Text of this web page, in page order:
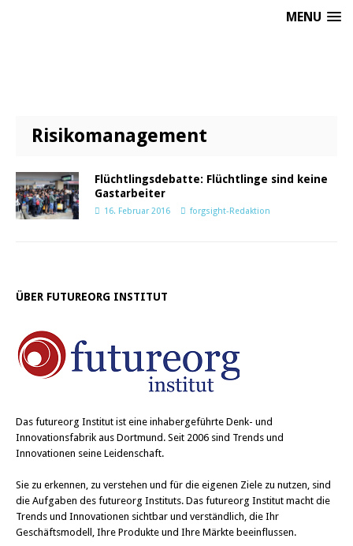
MENU
Risikomanagement
Flüchtlingsdebatte: Flüchtlinge sind keine
Gastarbeiter
16. Februar 2016 forgsight-Redaktion
ÜBER FUTUREORG INSTITUT
Das futureorg Institut ist eine inhabergeführte Denk- und
Innovationsfabrik aus Dortmund. Seit 2006 sind Trends und
Innovationen seine Leidenschaft.
Sie zu erkennen, zu verstehen und für die eigenen Ziele zu nutzen, sind
die Aufgaben des futureorg Instituts. Das futureorg Institut macht die
Trends und Innovationen sichtbar und verständlich, die Ihr
Geschäftsmodell, Ihre Produkte und Ihre Märkte beeinflussen.